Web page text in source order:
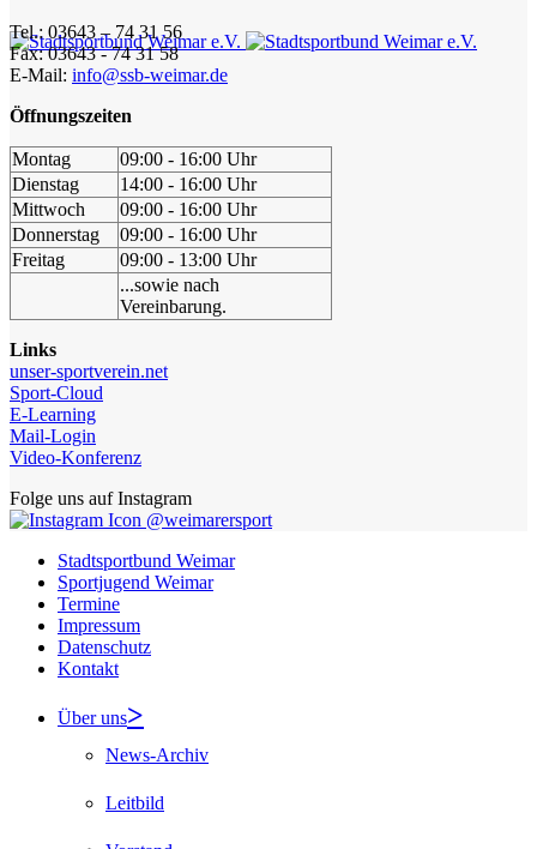
Tel.: 03643 – 74 31 56
Fax: 03643 - 74 31 58
E-Mail: info@ssb-weimar.de
Öffnungszeiten
Montag
09:00 - 16:00 Uhr
Dienstag
14:00 - 16:00 Uhr
Mittwoch
09:00 - 16:00 Uhr
Donnerstag
09:00 - 16:00 Uhr
Freitag
09:00 - 13:00 Uhr
...sowie nach
Vereinbarung.
Links
unser-sportverein.net
Sport-Cloud
E-Learning
Mail-Login
Video-Konferenz
Folge uns auf Instagram
@weimarersport
Stadtsportbund Weimar
Sportjugend Weimar
Termine
Impressum
Datenschutz
Kontakt
Über uns
News-Archiv
Leitbild